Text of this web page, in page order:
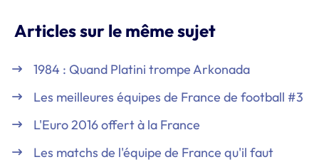
Articles sur le même sujet
1984 : Quand Platini trompe Arkonada
Les meilleures équipes de France de football #3
L'Euro 2016 offert à la France
Les matchs de l'équipe de France qu'il faut